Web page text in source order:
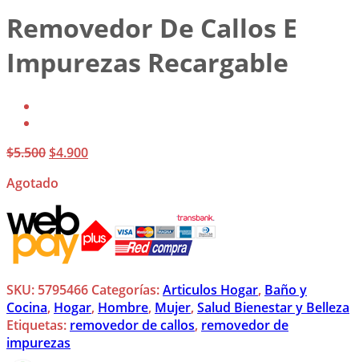
Removedor De Callos E
Impurezas Recargable
$5.500El
original
era:
$5.500.
$4.900El
$4.900.
Agotado
SKU: 5795466 Categorías:Articulos Hogar, Baño y
Cocina, Hogar, Hombre, Mujer, Salud Bienestar y Belleza
Etiquetas: removedor de callos, removedor de
impurezas